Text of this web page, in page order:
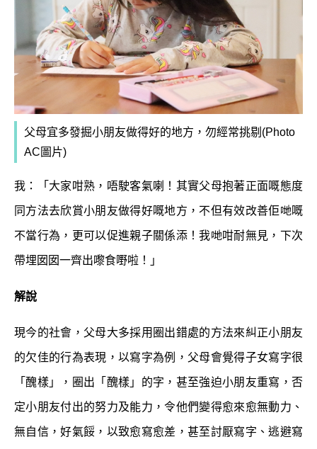
父母宜多發掘小朋友做得好的地方，勿經常挑剔 (Photo
AC圖片)
我：「大家咁熟，唔駛客氣喇！其實父母抱著正面嘅態度
同方法去欣賞小朋友做得好嘅地方，不但有效改善佢哋嘅
不當行為，更可以促進親子關係添！我哋咁耐無見，下次
帶埋囡囡一齊出嚟食嘢啦！」
解說
現今的社會，父母大多採用圈出錯處的方法來糾正小朋友
的欠佳的行為表現，以寫字為例，父母會覺得子女寫字很
「醜樣」，圈出「醜樣」的字，甚至強迫小朋友重寫，否
定小朋友付出的努力及能力，令他們變得愈來愈無動力、
無自信，好氣餒，以致愈寫愈差，甚至討厭寫字、逃避寫